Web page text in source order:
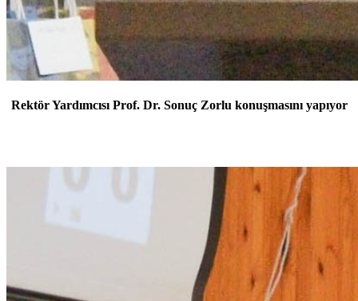
Rektör Yardımcısı Prof. Dr. Sonuç Zorlu konuşmasını yapıyor